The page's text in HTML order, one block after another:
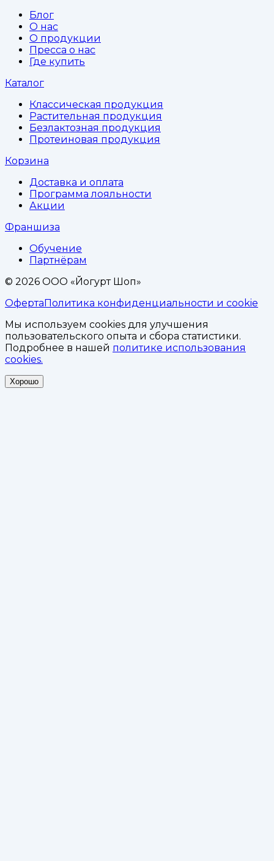
Блог
О нас
О продукции
Пресса о нас
Где купить
Каталог
Классическая продукция
Растительная продукция
Безлактозная продукция
Протеиновая продукция
Корзина
Доставка и оплата
Программа лояльности
Акции
Франшиза
Обучение
Партнёрам
© 2026 ООО «Йогурт Шоп»
ОфертаПолитика конфиденциальности и cookie
Мы используем cookies для улучшения
пользовательского опыта и сбора статистики.
Подробнее в нашей политике использования
cookies.
Хорошо